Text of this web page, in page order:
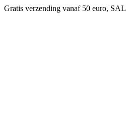
Gratis verzending vanaf 50 euro,